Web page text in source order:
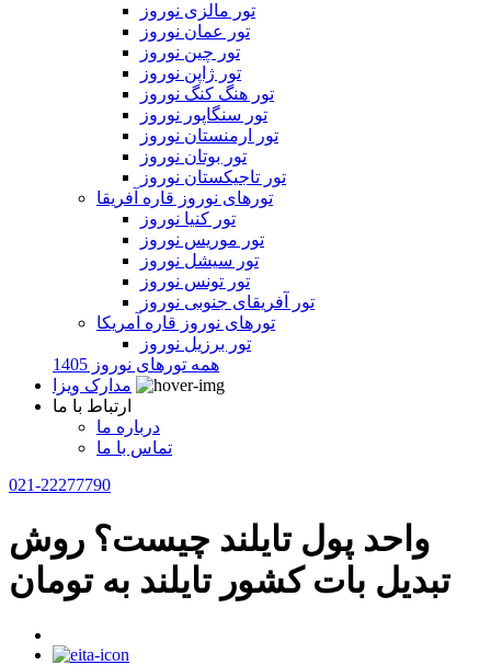
تور مالزی نوروز
تور عمان نوروز
تور چین نوروز
تور ژاپن نوروز
تور هنگ کنگ نوروز
تور سنگاپور نوروز
تور ارمنستان نوروز
تور بوتان نوروز
تور تاجیکستان نوروز
تورهای نوروز قاره آفریقا
تور کنیا نوروز
تور موریس نوروز
تور سیشل نوروز
تور تونس نوروز
تور آفریقای جنوبی نوروز
تورهای نوروز قاره آمریکا
تور برزیل نوروز
همه تورهای نوروز 1405
مدارک ویزا
ارتباط با ما
درباره ما
تماس با ما
021-22277790
واحد پول تایلند چیست؟ روش
تبدیل بات کشور تایلند به تومان